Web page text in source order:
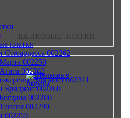
ШЁЛКОВЫЕ ПЛАТКИ
платки
Стюардесса 002262
002250
002302
Элизабет 002311
Бриджит 002260
002200
002290
002255